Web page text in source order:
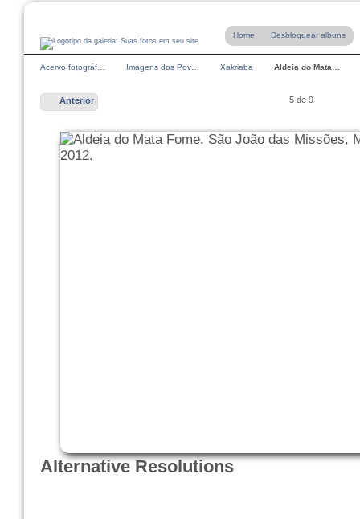
Home Desbloquear albuns
Acervo fotográf… Imagens dos Pov… Xakriaba Aldeia do Mata…
Anterior 5 de 9
Alternative Resolutions